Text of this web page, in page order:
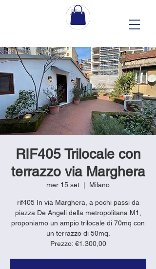
RIF405 Trilocale con
terrazzo via Marghera
mer 15 set Milano
rif405 In via Marghera, a pochi passi da
piazza De Angeli della metropolitana M1,
proponiamo un ampio trilocale di 70mq con
un terrazzo di 50mq.
Prezzo: €1.300,00